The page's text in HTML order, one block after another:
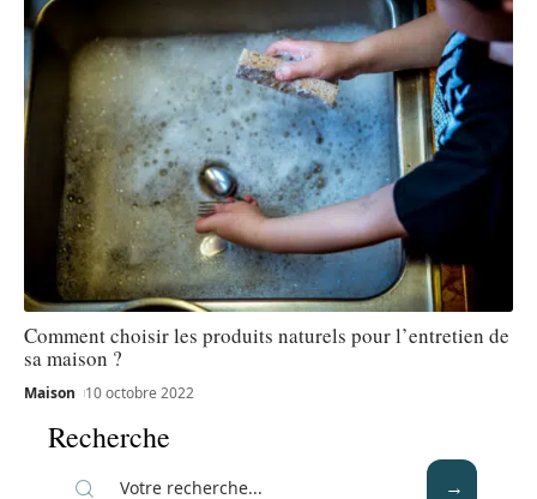
Comment choisir les produits naturels pour l’entretien de
sa maison ?
Maison 10 octobre 2022
Recherche